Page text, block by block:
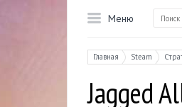
Меню
Главная Steam
Jagged